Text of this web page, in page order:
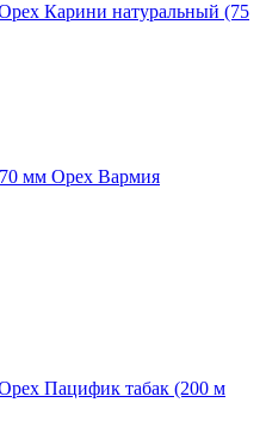
Карини натуральный (75
мм Орех Вармия
Пацифик табак (200 м